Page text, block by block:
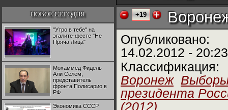
НОВОЕ СЕГОДНЯ
"Утро в тебе" на
эгалите-фесте "Не
Пряча Лица"
Мохаммед Фидель
Али Селем,
представитель
фронта Полисарио в
РФ
Экономика СССР
+19
Опубликовано:
14.02.2012 - 20:23
Классификация:
Воронеж
президента
(2012)